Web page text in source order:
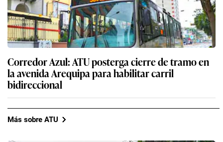
Corredor Azul: ATU posterga cierre de tramo en
la avenida Arequipa para habilitar carril
bidireccional
Más sobre ATU